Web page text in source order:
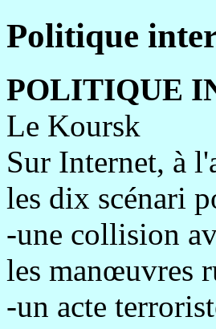
Politique
POLITIQUE
Le Koursk
Sur Internet, à
les dix scénari
-une collision
les manœuvres
-un acte